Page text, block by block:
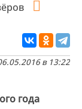
в 13:22
года